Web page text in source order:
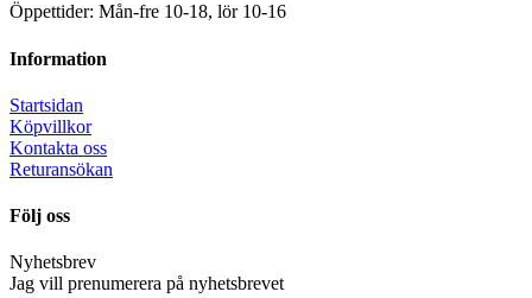
Öppettider: Mån-fre 10-18, lör 10-16
Information
Startsidan
Köpvillkor
Kontakta oss
Returansökan
Följ oss
Nyhetsbrev
Jag vill prenumerera på nyhetsbrevet